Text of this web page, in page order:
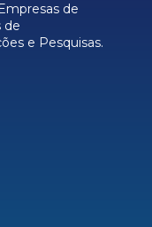
de
de
e Pesquisas.